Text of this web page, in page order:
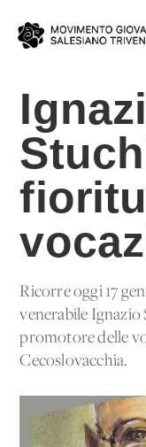
Ricorre oggi 17
venerabile Ignazio
promotore delle
Cecoslovacchia.